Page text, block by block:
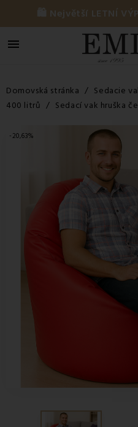
🛍️ Největší LETNÍ

Domovská stránka Sedacie
400 litrů
Sedací vak hruška
-20,63%